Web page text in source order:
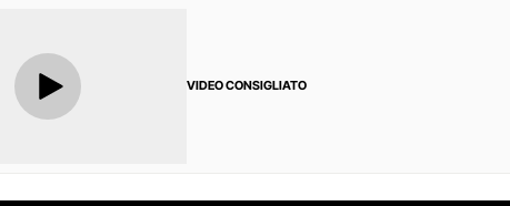
VIDEO CONSIGLIATO